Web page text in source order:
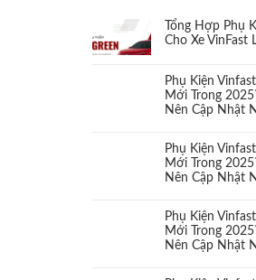
Camera cặp lề
Camera hành trình
Camera và màn hình
Tổng Hợp Phụ
Cho Xe VinFast
Phụ Kiện
Mới Trong
Nên Cập Nhật
Phụ Kiện
Mới Trong
Nên Cập Nhật
Phụ Kiện
Mới Trong
Nên Cập Nhật